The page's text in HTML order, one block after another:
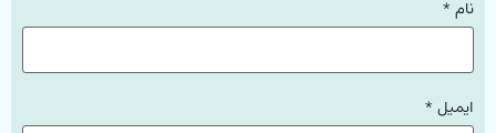
نام*
ایمیل*